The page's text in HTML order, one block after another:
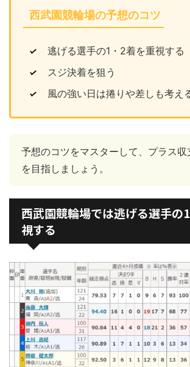
西武園競輪場の予想のコツ
逃げる選手の1・2着を重視する
スジ決着を狙う
風の強い日は捲りや差しも考え
予想のコツをマスターして、プラス収
を目指しましょう。
西武園競輪場では逃げる選手の
視する